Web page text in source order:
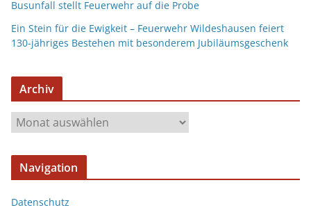
Busunfall stellt Feuerwehr auf die Probe
Ein Stein für die Ewigkeit – Feuerwehr Wildeshausen feiert
130-jähriges Bestehen mit besonderem Jubiläumsgeschenk
Archiv
Navigation
Datenschutz